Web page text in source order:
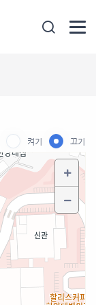
끄기
켜기